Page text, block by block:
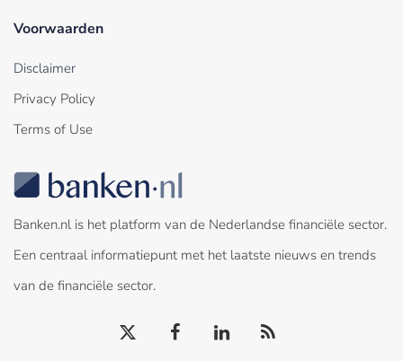
Voorwaarden
Disclaimer
Privacy Policy
Terms of Use
Banken.nl is het platform van de Nederlandse financiële sector.
Een centraal informatiepunt met het laatste nieuws en trends
van de financiële sector.